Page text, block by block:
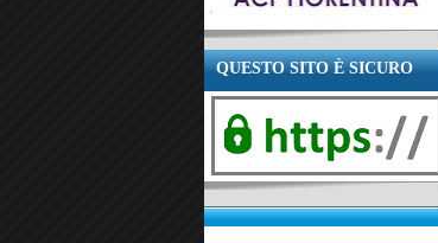
QUESTO SITO È SICURO